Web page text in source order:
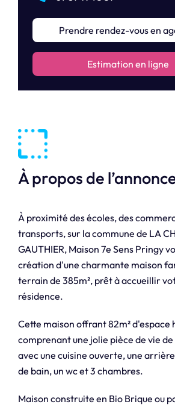
Prendre rendez-vous en
Estimation en ligne
À propos de
À proximité des écoles, des
transports, sur la commune de LA
GAUTHIER, Maison 7e Sens Pringy
création d'une charmante maison
terrain de 385m², prêt à accueillir
résidence.
Cette maison offrant 82m² d'espace
comprenant une jolie pièce de vie
avec une cuisine ouverte, une
de bain, un wc et 3 chambres.
Maison construite en Bio Brique ou